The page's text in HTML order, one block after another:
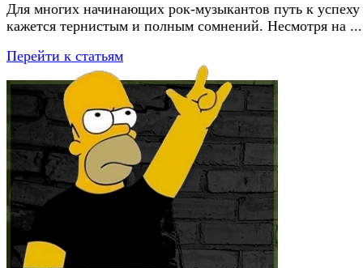
Для многих начинающих рок-музыкантов путь к успеху
кажется тернистым и полным сомнений. Несмотря на ...
Перейти к статьям